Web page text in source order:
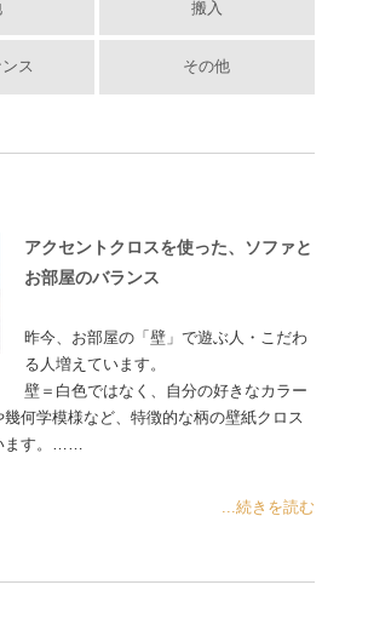
搬入
ス その他
アクセントクロスを使った、ソファと
お部屋のバランス
昨今、お部屋の「壁」で遊ぶ人・こだわ
る人増えています。
壁＝白色ではなく、自分の好きなカラー
何学模様など、特徴的な柄の壁紙クロス
ます。……
...続きを読む